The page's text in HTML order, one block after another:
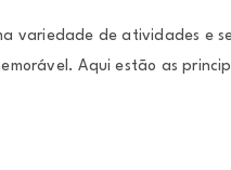
variedade de atividades e
Aqui estão as